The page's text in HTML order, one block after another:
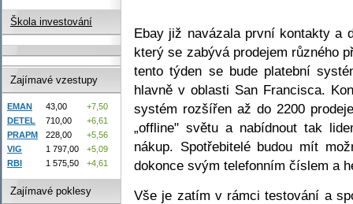
Ebay již navázala první kontakty a
který se zabývá prodejem různého
tento týden se bude platební
hlavně v oblasti San Francisca.
systém rozšířen až do 2200
„offline" světu a nabídnout tak
nákup. Spotřebitelé budou mít
dokonce svým telefonním číslem a
Vše je zatím v rámci testování a
Škola investování
Zajímavé vzestupy
EMAN 43,00
+7,50
DETEL
710,00
+6,61
PRAPM
228,00
+5,56
VIG
1 797,00
+5,09
RBI
1 575,50 +4,61
Zajímavé poklesy